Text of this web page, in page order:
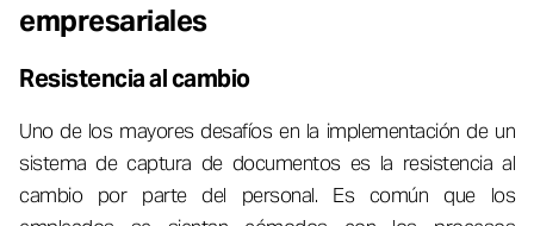
empresariales
Resistencia al cambio
Uno de los mayores desafíos en la implementación de un
sistema de captura de documentos es la resistencia al
cambio por parte del personal. Es común que los